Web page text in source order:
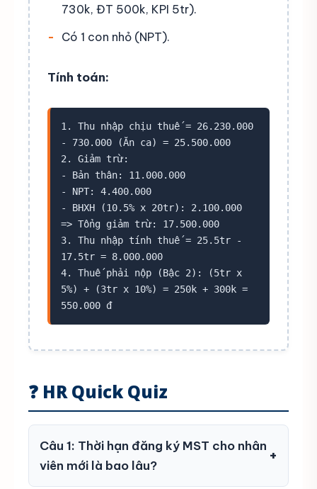
730k, ĐT 500k, KPI 5tr).
Có 1 con nhỏ (NPT).
Tính toán:
1. Thu nhập chịu thuế = 26.230.000
- 730.000 (Ăn ca) = 25.500.000
2. Giảm trừ:
- Bản thân: 11.000.000
- NPT: 4.400.000
- BHXH (10.5% x 20tr): 2.100.000
=> Tổng giảm trừ: 17.500.000
3. Thu nhập tính thuế = 25.5tr -
17.5tr = 8.000.000
4. Thuế phải nộp (Bậc 2): (5tr x
5%) + (3tr x 10%) = 250k + 300k =
550.000 đ
❓ HR Quick Quiz
Câu 1: Thời hạn đăng ký MST cho nhân
viên mới là bao lâu?